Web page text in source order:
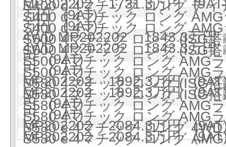
MP202202 1731.3万円
万円 (9AT)
S400 d 4マチック ロング デ
万円 (9AT)
S400 d 4マチック ロング
4WD MP202202 1843.3万円
S400 d 4マチック ロング
4WD MP202202 1843.3万円
S500 4マチック ロング (ISG
円 (9AT)
S500 4マチック ロング (ISG
円 (9AT)
S500 4マチック ロング AMG
MP202202 1892.3万円
S500 4マチック ロング AMG
MP202202 1892.3万円
S580 4マチック ロング (ISG
円 (9AT)
S580 4マチック ロング (ISG
円 (9AT)
S580 4マチック ロング AMG
MP202202 2084.3万円
S580 4マチック ロング AMG
MP202202 2084.3万円
S580 e 4マチック ロング
S580 e 4マチック ロング